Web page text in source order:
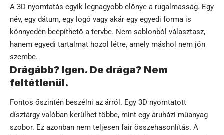
A 3D nyomtatás egyik legnagyobb előnye a rugalmasság. Egy
név, egy dátum, egy logó vagy akár egy egyedi forma is
könnyedén beépíthető a tervbe. Nem sablonból választasz,
hanem egyedi tartalmat hozol létre, amely máshol nem jön
szembe.
Drágább? Igen. De drága? Nem
feltétlenül.
Fontos őszintén beszélni az árról. Egy 3D nyomtatott
dísztárgy valóban kerülhet többe, mint egy áruházi műanyag
szobor. Ez azonban nem teljesen fair összehasonlítás. A